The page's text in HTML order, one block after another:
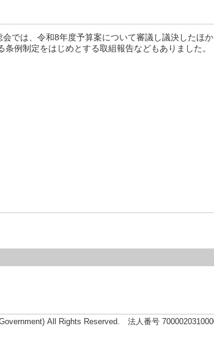
では、令和8年度予算案について審議し議決したほ
例制定をはじめとする取組報告などもありました。
All Rights Reserved. 法人番号